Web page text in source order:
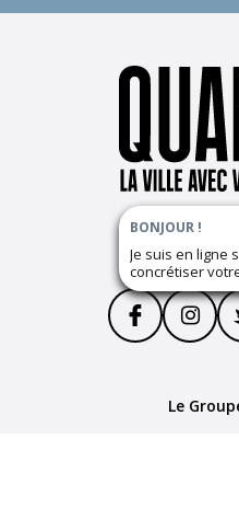
Suivez
Le
BONJOUR !
Je suis en ligne
concrétiser